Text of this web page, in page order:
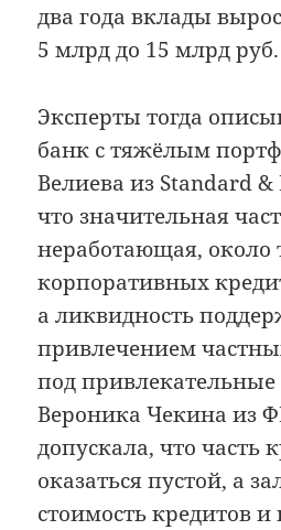
два года вклады
5 млрд до 15 млрд руб.
Эксперты тогда
банк с тяжёлым
Велиева из Standard &
что значительная
неработающая, около
корпоративных
а ликвидность
привлечением
под привлекательные
Вероника Чекина из
допускала, что часть
оказаться пустой, а
стоимость кредитов и